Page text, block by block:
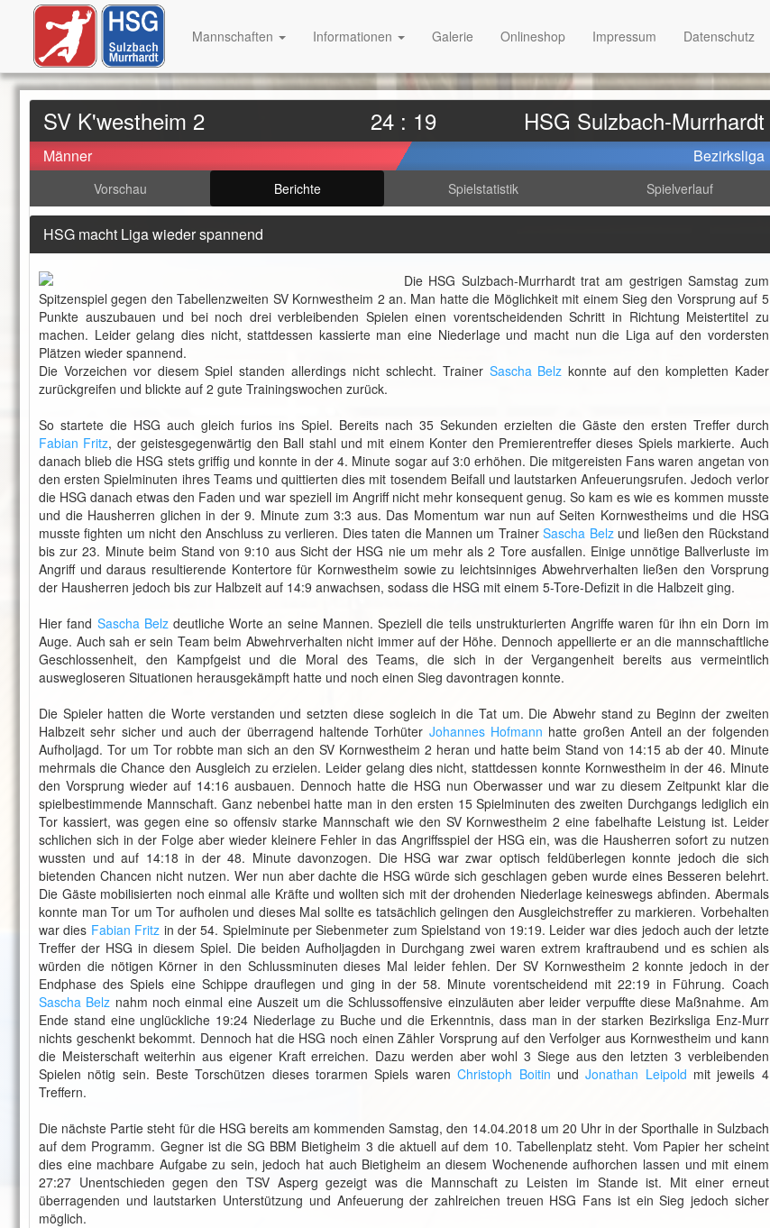
SV K'westheim 2 24 : 19 HSG Sulzbach-Murrhardt
Männer Bezirksliga
Vorschau Berichte Spielstatistik Spielverlauf
HSG macht Liga wieder spannend
Die HSG Sulzbach-Murrhardt trat am gestrigen Samstag zum
Spitzenspiel gegen den Tabellenzweiten SV Kornwestheim 2 an. Man hatte die Möglichkeit mit einem Sieg den Vorsprung auf 5
Punkte auszubauen und bei noch drei verbleibenden Spielen einen vorentscheidenden Schritt in Richtung Meistertitel zu
machen. Leider gelang dies nicht, stattdessen kassierte man eine Niederlage und macht nun die Liga auf den vordersten
Plätzen wieder spannend.
Die Vorzeichen vor diesem Spiel standen allerdings nicht schlecht. Trainer Sascha Belz konnte auf den kompletten Kader
zurückgreifen und blickte auf 2 gute Trainingswochen zurück.
So startete die HSG auch gleich furios ins Spiel. Bereits nach 35 Sekunden erzielten die Gäste den ersten Treffer durch
Fabian Fritz, der geistesgegenwärtig den Ball stahl und mit einem Konter den Premierentreffer dieses Spiels markierte. Auch
danach blieb die HSG stets griffig und konnte in der 4. Minute sogar auf 3:0 erhöhen. Die mitgereisten Fans waren angetan von
den ersten Spielminuten ihres Teams und quittierten dies mit tosendem Beifall und lautstarken Anfeuerungsrufen. Jedoch verlor
die HSG danach etwas den Faden und war speziell im Angriff nicht mehr konsequent genug. So kam es wie es kommen musste
und die Hausherren glichen in der 9. Minute zum 3:3 aus. Das Momentum war nun auf Seiten Kornwestheims und die HSG
musste fighten um nicht den Anschluss zu verlieren. Dies taten die Mannen um TrainerSascha Belzund ließen den Rückstand
bis zur 23. Minute beim Stand von 9:10 aus Sicht der HSG nie um mehr als 2 Tore ausfallen. Einige unnötige Ballverluste im
Angriff und daraus resultierende Kontertore für Kornwestheim sowie zu leichtsinniges Abwehrverhalten ließen den Vorsprung
der Hausherren jedoch bis zur Halbzeit auf 14:9 anwachsen, sodass die HSG mit einem 5-Tore-Defizit in die Halbzeit ging.
Hier fand Sascha Belzdeutliche Worte an seine Mannen. Speziell die teils unstrukturierten Angriffe waren für ihn ein Dorn im
Auge. Auch sah er sein Team beim Abwehrverhalten nicht immer auf der Höhe. Dennoch appellierte er an die mannschaftliche
Geschlossenheit, den Kampfgeist und die Moral des Teams, die sich in der Vergangenheit bereits aus vermeintlich
auswegloseren Situationen herausgekämpft hatte und noch einen Sieg davontragen konnte.
Die Spieler hatten die Worte verstanden und setzten diese sogleich in die Tat um. Die Abwehr stand zu Beginn der zweiten
Halbzeit sehr sicher und auch der überragend haltende Torhüter Johannes Hofmann hatte großen Anteil an der folgenden
Aufholjagd. Tor um Tor robbte man sich an den SV Kornwestheim 2 heran und hatte beim Stand von 14:15 ab der 40. Minute
mehrmals die Chance den Ausgleich zu erzielen. Leider gelang dies nicht, stattdessen konnte Kornwestheim in der 46. Minute
den Vorsprung wieder auf 14:16 ausbauen. Dennoch hatte die HSG nun Oberwasser und war zu diesem Zeitpunkt klar die
spielbestimmende Mannschaft. Ganz nebenbei hatte man in den ersten 15 Spielminuten des zweiten Durchgangs lediglich ein
Tor kassiert, was gegen eine so offensiv starke Mannschaft wie den SV Kornwestheim 2 eine fabelhafte Leistung ist. Leider
schlichen sich in der Folge aber wieder kleinere Fehler in das Angriffsspiel der HSG ein, was die Hausherren sofort zu nutzen
wussten und auf 14:18 in der 48. Minute davonzogen. Die HSG war zwar optisch feldüberlegen konnte jedoch die sich
bietenden Chancen nicht nutzen. Wer nun aber dachte die HSG würde sich geschlagen geben wurde eines Besseren belehrt.
Die Gäste mobilisierten noch einmal alle Kräfte und wollten sich mit der drohenden Niederlage keineswegs abfinden. Abermals
konnte man Tor um Tor aufholen und dieses Mal sollte es tatsächlich gelingen den Ausgleichstreffer zu markieren. Vorbehalten
war dies Fabian Fritz in der 54. Spielminute per Siebenmeter zum Spielstand von 19:19. Leider war dies jedoch auch der letzte
Treffer der HSG in diesem Spiel. Die beiden Aufholjagden in Durchgang zwei waren extrem kraftraubend und es schien als
würden die nötigen Körner in den Schlussminuten dieses Mal leider fehlen. Der SV Kornwestheim 2 konnte jedoch in der
Endphase des Spiels eine Schippe drauflegen und ging in der 58. Minute vorentscheidend mit 22:19 in Führung. Coach
Sascha Belz nahm noch einmal eine Auszeit um die Schlussoffensive einzuläuten aber leider verpuffte diese Maßnahme. Am
Ende stand eine unglückliche 19:24 Niederlage zu Buche und die Erkenntnis, dass man in der starken Bezirksliga Enz-Murr
nichts geschenkt bekommt. Dennoch hat die HSG noch einen Zähler Vorsprung auf den Verfolger aus Kornwestheim und kann
die Meisterschaft weiterhin aus eigener Kraft erreichen. Dazu werden aber wohl 3 Siege aus den letzten 3 verbleibenden
Spielen nötig sein. Beste Torschützen dieses torarmen Spiels warenChristoph Boitin undJonathan Leipold mit jeweils 4
Treffern.
Die nächste Partie steht für die HSG bereits am kommenden Samstag, den 14.04.2018 um 20 Uhr in der Sporthalle in Sulzbach
auf dem Programm. Gegner ist die SG BBM Bietigheim 3 die aktuell auf dem 10. Tabellenplatz steht. Vom Papier her scheint
dies eine machbare Aufgabe zu sein, jedoch hat auch Bietigheim an diesem Wochenende aufhorchen lassen und mit einem
27:27 Unentschieden gegen den TSV Asperg gezeigt was die Mannschaft zu Leisten im Stande ist. Mit einer erneut
überragenden und lautstarken Unterstützung und Anfeuerung der zahlreichen treuen HSG Fans ist ein Sieg jedoch sicher
möglich.
Mannschaften Informationen Galerie Onlineshop Impressum Datenschutz